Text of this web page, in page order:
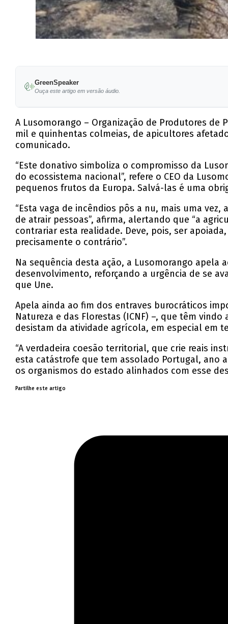
GreenSpeaker
Ouça este artigo em versão áudio.
A Lusomorango – Organização de Produtores
mil e quinhentas colmeias, de apicultores
comunicado.
“Este donativo simboliza o compromisso da
do ecossistema nacional”, refere o CEO da
pequenos frutos da Europa. Salvá-las é uma
“Esta vaga de incêndios pôs a nu, mais uma
de atrair pessoas”, afirma, alertando que “a
contrariar esta realidade. Deve, pois, ser
precisamente o contrário”.
Na sequência desta ação, a Lusomorango
desenvolvimento, reforçando a urgência de se
que Une.
Apela ainda ao fim dos entraves burocráticos
Natureza e das Florestas (ICNF) –, que têm
desistam da atividade agrícola, em especial em
“A verdadeira coesão territorial, que crie reais
esta catástrofe que tem assolado Portugal, ano
os organismos do estado alinhados com esse
Partilhe este artigo